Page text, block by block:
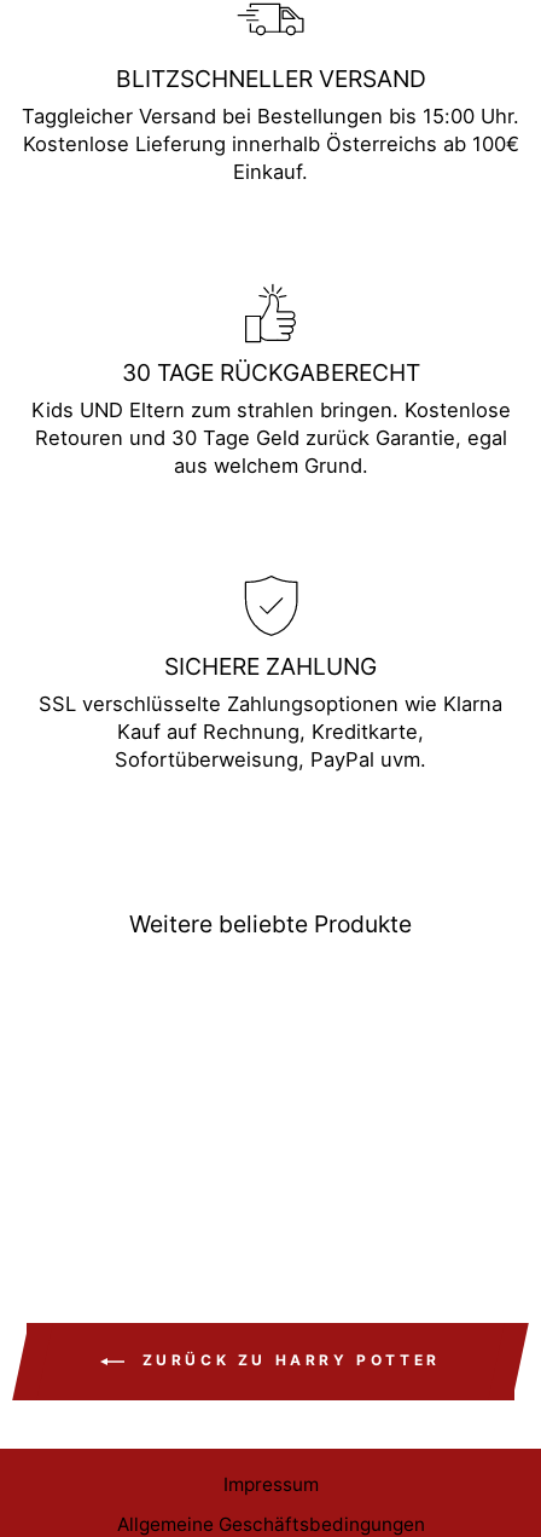
BLITZSCHNELLER VERSAND
Taggleicher Versand bei Bestellungen bis 15:00 Uhr.
Kostenlose Lieferung innerhalb Österreichs ab 100€
Einkauf.
30 TAGE RÜCKGABERECHT
Kids UND Eltern zum strahlen bringen. Kostenlose
Retouren und 30 Tage Geld zurück Garantie, egal
aus welchem Grund.
SICHERE ZAHLUNG
SSL verschlüsselte Zahlungsoptionen wie Klarna
Kauf auf Rechnung, Kreditkarte,
Sofortüberweisung, PayPal uvm.
Weitere beliebte Produkte
ZURÜCK ZU HARRY POTTER
Impressum
Allgemeine Geschäftsbedingungen